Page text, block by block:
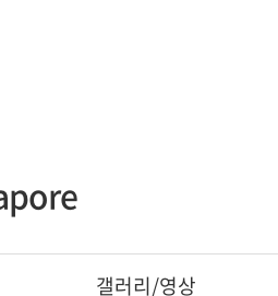
갤러리/영상